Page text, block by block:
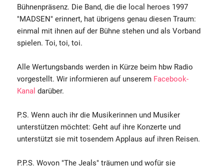
Bühnenpräsenz. Die Band, die die local heroes 1997
"MADSEN" erinnert, hat übrigens genau diesen Traum:
einmal mit ihnen auf der Bühne stehen und als Vorband
spielen. Toi, toi, toi.
Alle Wertungsbands werden in Kürze beim hbw Radio
vorgestellt. Wir informieren auf unserem Facebook-
Kanal darüber.
P.S. Wenn auch ihr die Musikerinnen und Musiker
unterstützen möchtet: Geht auf ihre Konzerte und
unterstützt sie mit tosendem Applaus auf ihren Reisen.
P.P.S. Wovon "The Jeals" träumen und wofür sie